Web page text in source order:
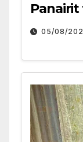
Panairit
05/08/